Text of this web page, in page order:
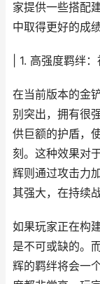
家提供一些搭配
中取得更好的成绩
| 1. 高强度羁绊
在当前版本的金
别突出，拥有很
供巨额的护盾，
刻。这种效果对
辉则通过攻击力
其强大，在持续
如果玩家正在构
是不可或缺的。
辉的羁绊将会一